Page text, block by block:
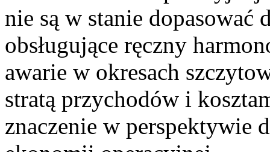
nie są w stanie dopasować
obsługujące ręczny
awarie w okresach
stratą przychodów i
znaczenie w perspektywie